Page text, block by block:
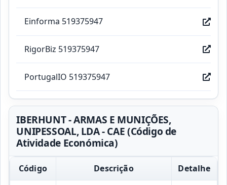
Einforma 519375947
RigorBiz 519375947
PortugalIO 519375947
IBERHUNT - ARMAS E MUNIÇÕES,
UNIPESSOAL, LDA - CAE (Código de
Atividade Económica)
Código Descrição Detalhe